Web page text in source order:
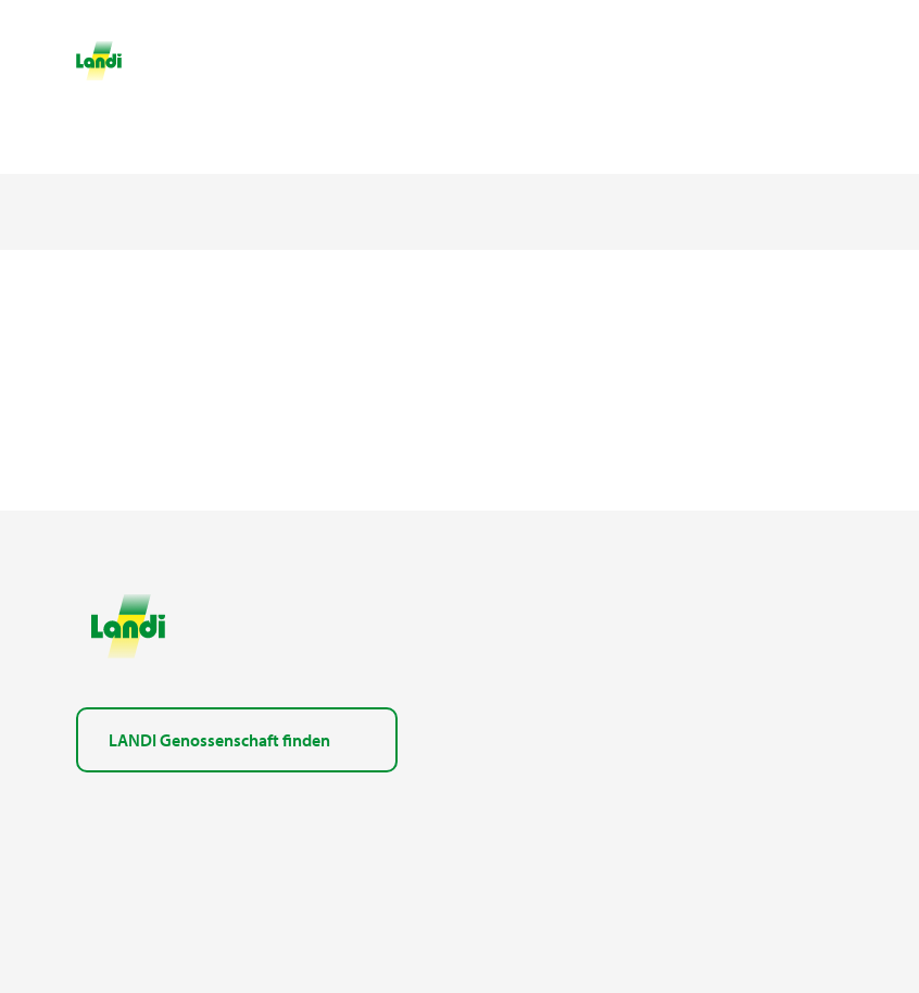
LANDI Genossenschaft finden